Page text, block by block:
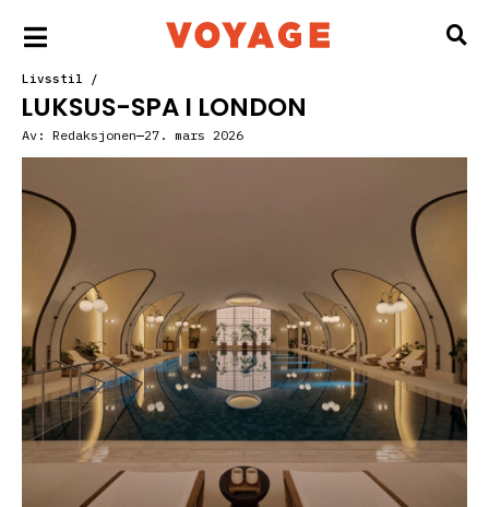
Livsstil /
LUKSUS-SPA I LONDON
Av: Redaksjonen 27. mars 2026